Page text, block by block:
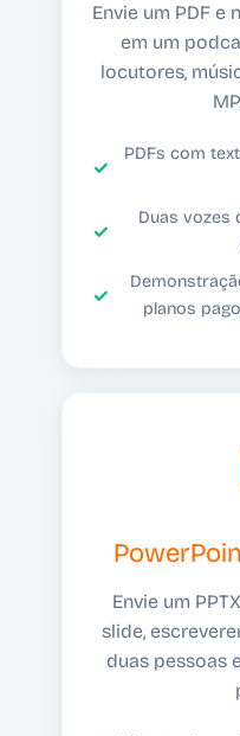
Envie um PDF
em um
locutores,
PDFs com
Duas vozes
planos
Envie um
slide,
duas pessoas